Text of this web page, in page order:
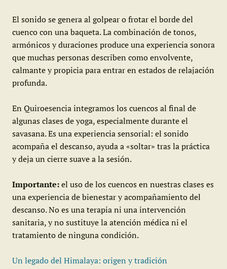
El sonido se genera al golpear o frotar el borde del
cuenco con una baqueta. La combinación de tonos,
armónicos y duraciones produce una experiencia sonora
que muchas personas describen como envolvente,
calmante y propicia para entrar en estados de relajación
profunda.
En Quiroesencia integramos los cuencos al final de
algunas clases de yoga, especialmente durante el
savasana. Es una experiencia sensorial: el sonido
acompaña el descanso, ayuda a «soltar» tras la práctica
y deja un cierre suave a la sesión.
Importante:el uso de los cuencos en nuestras clases es
una experiencia de bienestar y acompañamiento del
descanso. No es una terapia ni una intervención
sanitaria, y no sustituye la atención médica ni el
tratamiento de ninguna condición.
Un legado del Himalaya: origen y tradición